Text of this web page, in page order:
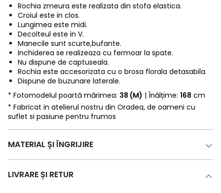
Rochia zmeura este realizata din stofa elastica.
Croiul este in clos.
Lungimea este midi.
Decolteul este in V.
Manecile sunt scurte,bufante.
Inchiderea se realizeaza cu fermoar la spate.
Nu dispune de captuseala.
Rochia este accesorizata cu o brosa florala detasabila.
Dispune de buzunare laterale.
* Fotomodelul poartă mărimea: 38 (M) | Înălțime: 168 cm
* Fabricat in atelierul nostru din Oradea, de oameni cu
suflet si pasiune pentru frumos
MATERIAL ȘI ÎNGRIJIRE
LIVRARE ȘI RETUR